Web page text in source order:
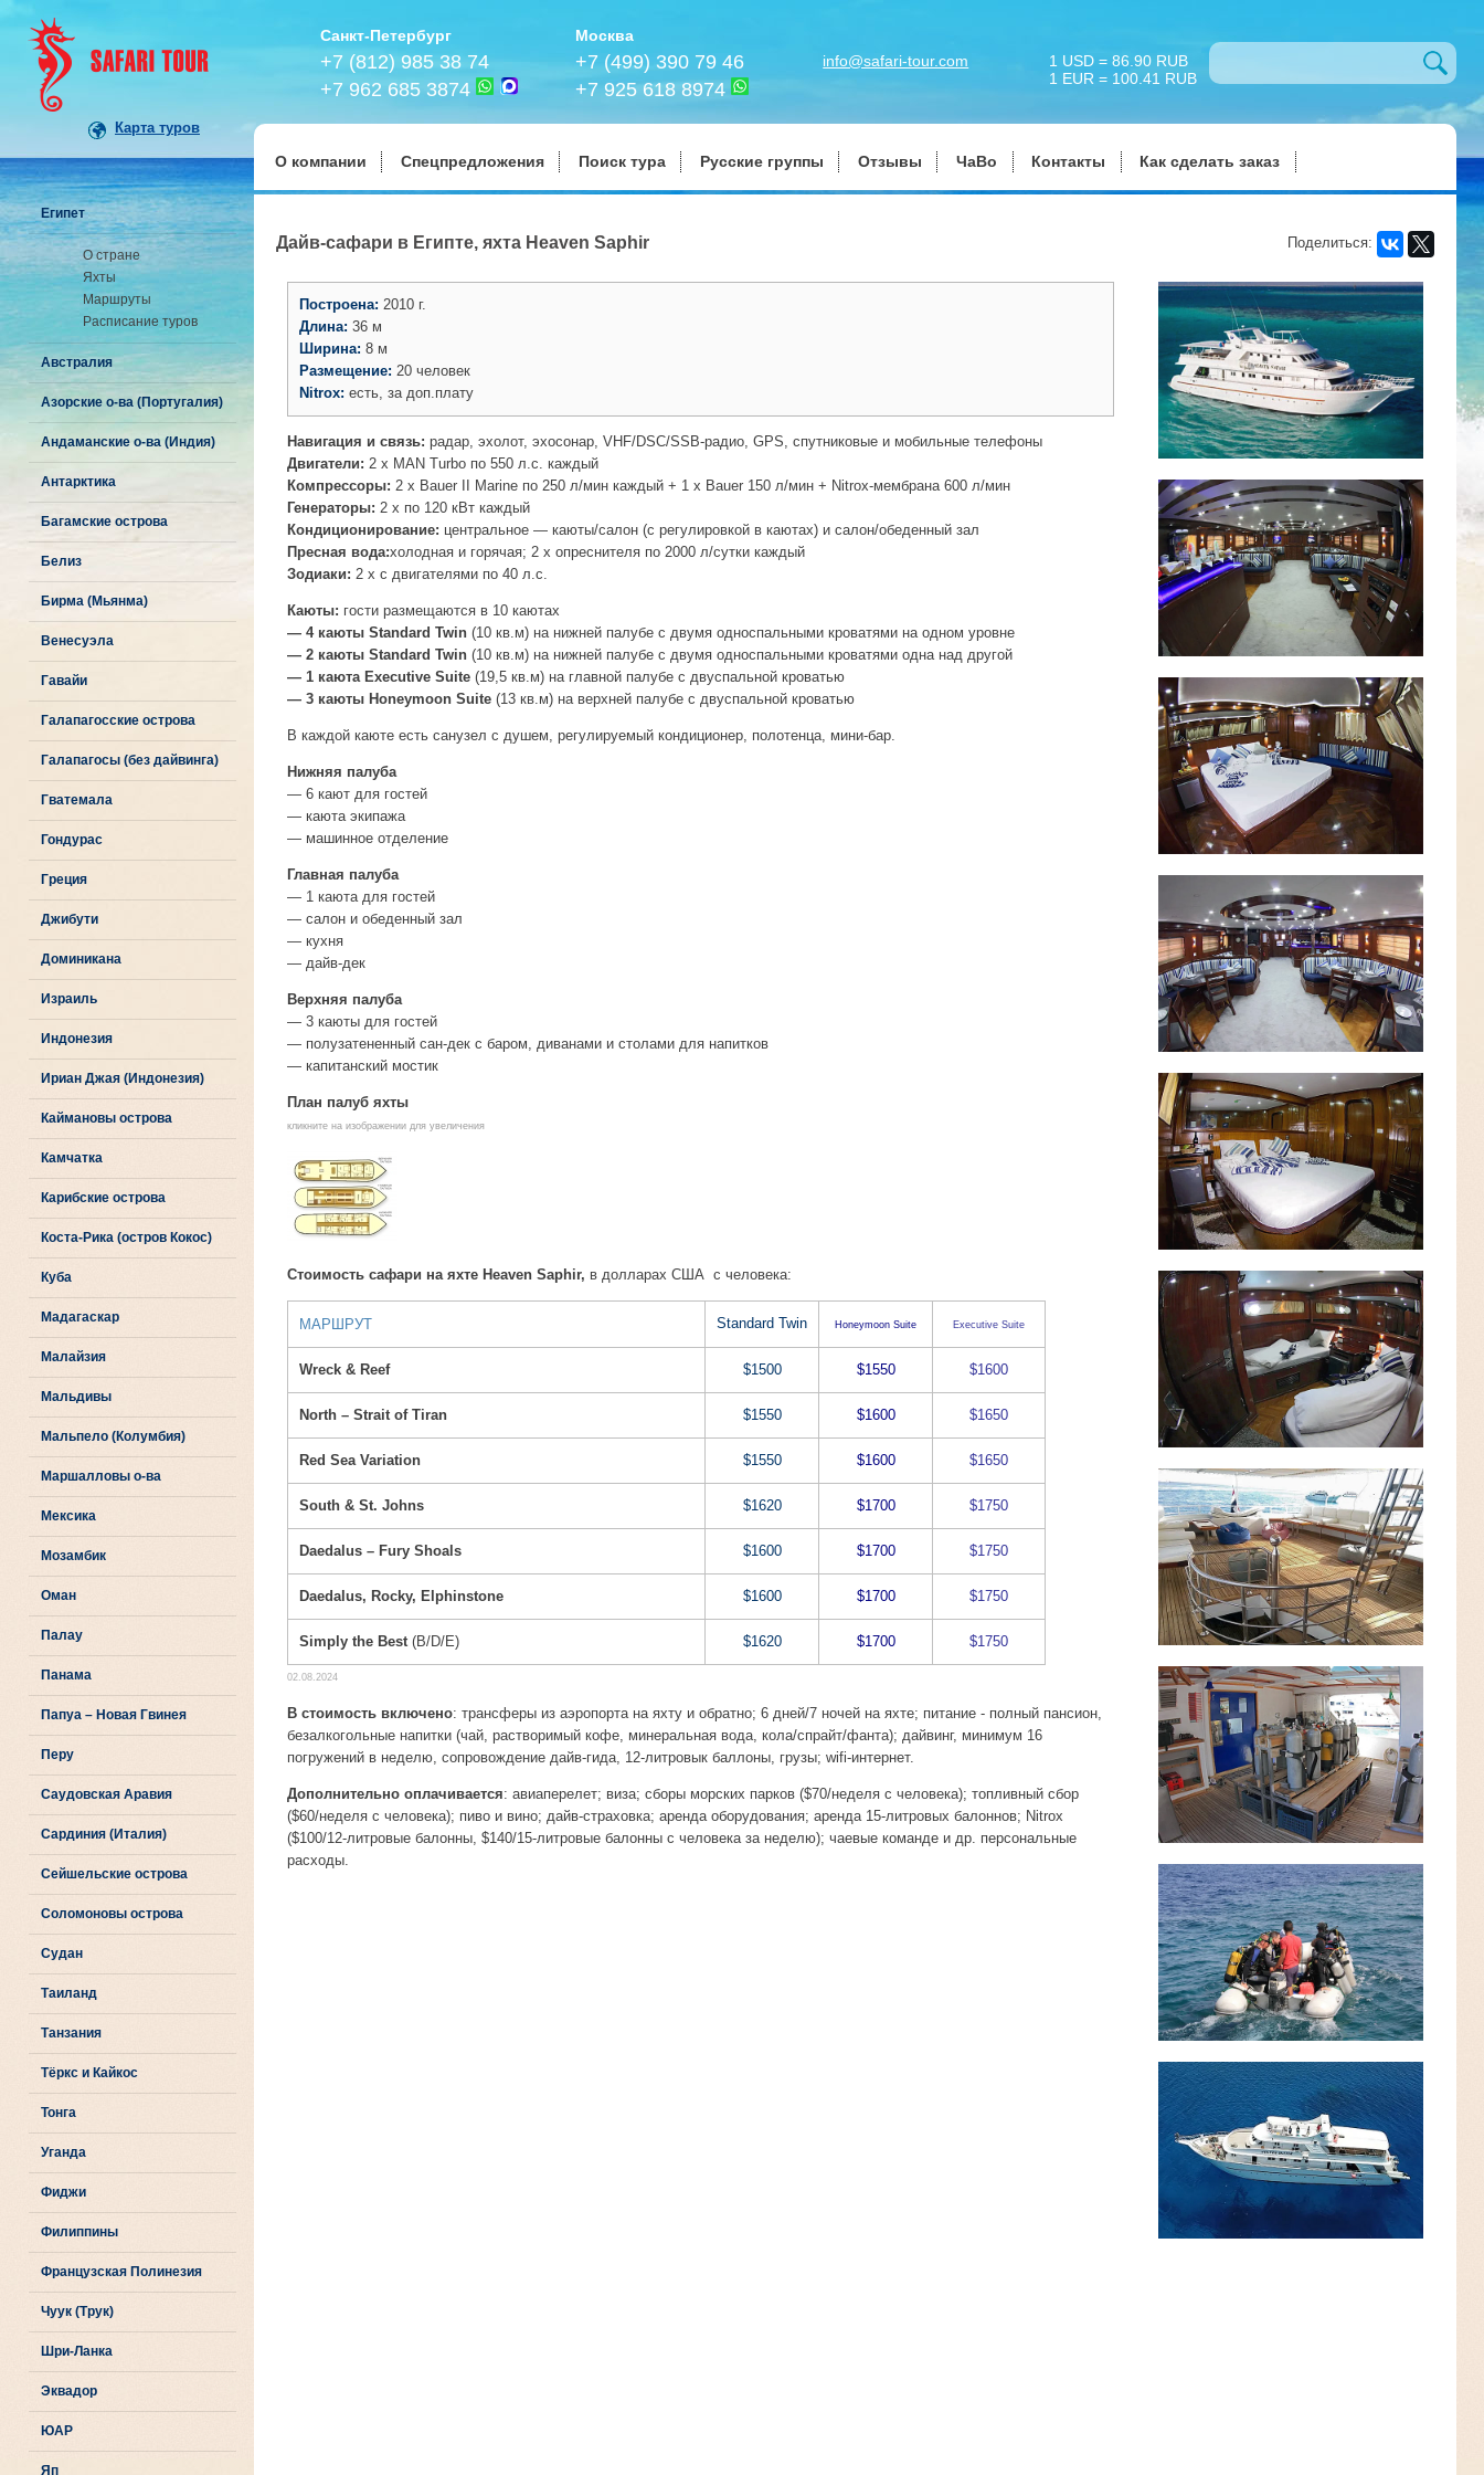
Карта туров
Санкт-Петербург
+7 (812) 985 38 74
+7 962 685 3874
Москва
+7 (499) 390 79 46
+7 925 618 8974
info@safari-tour.com
1 USD = 86.90 RUB
1 EUR = 100.41 RUB
О компании Спецпредложения Поиск тура Русские группы Отзывы ЧаВо Контакты Как сделать заказ
Египет
О стране
Яхты
Маршруты
Расписание туров
Австралия
Азорские о-ва (Португалия)
Андаманские о-ва (Индия)
Антарктика
Багамские острова
Белиз
Бирма (Мьянма)
Венесуэла
Гавайи
Галапагосские острова
Галапагосы (без дайвинга)
Гватемала
Гондурас
Греция
Джибути
Доминикана
Израиль
Индонезия
Ириан Джая (Индонезия)
Каймановы острова
Камчатка
Карибские острова
Коста-Рика (остров Кокос)
Куба
Мадагаскар
Малайзия
Мальдивы
Мальпело (Колумбия)
Маршалловы о-ва
Мексика
Мозамбик
Оман
Палау
Панама
Папуа – Новая Гвинея
Перу
Саудовская Аравия
Сардиния (Италия)
Сейшельские острова
Соломоновы острова
Судан
Таиланд
Танзания
Тёркс и Кайкос
Тонга
Уганда
Фиджи
Филиппины
Французская Полинезия
Чуук (Трук)
Шри-Ланка
Эквадор
ЮАР
Яп
Дайв-сафари в Египте, яхта Heaven Saphir Поделиться:
Построена: 2010 г.
Длина: 36 м
Ширина: 8 м
Размещение: 20 человек
Nitrox: есть, за доп.плату
Навигация и связь: радар, эхолот, эхосонар, VHF/DSC/SSB-радио, GPS, спутниковые и мобильные телефоны
Двигатели: 2 x MAN Turbo по 550 л.с. каждый
Компрессоры: 2 x Bauer II Marine по 250 л/мин каждый + 1 x Bauer 150 л/мин + Nitrox-мембрана 600 л/мин
Генераторы: 2 x по 120 кВт каждый
Кондиционирование: центральное — каюты/салон (с регулировкой в каютах) и салон/обеденный зал
Пресная вода:холодная и горячая; 2 х опреснителя по 2000 л/сутки каждый
Зодиаки: 2 х с двигателями по 40 л.с.
Каюты: гости размещаются в 10 каютах
— 4 каюты Standard Twin (10 кв.м) на нижней палубе с двумя односпальными кроватями на одном уровне
— 2 каюты Standard Twin (10 кв.м) на нижней палубе с двумя односпальными кроватями одна над другой
— 1 каюта Executive Suite (19,5 кв.м) на главной палубе с двуспальной кроватью
— 3 каюты Honeymoon Suite (13 кв.м) на верхней палубе с двуспальной кроватью
В каждой каюте есть санузел с душем, регулируемый кондиционер, полотенца, мини-бар.
Нижняя палуба
— 6 кают для гостей
— каюта экипажа
— машинное отделение
Главная палуба
— 1 каюта для гостей
— салон и обеденный зал
— кухня
— дайв-дек
Верхняя палуба
— 3 каюты для гостей
— полузатененный сан-дек с баром, диванами и столами для напитков
— капитанский мостик
План палуб яхты
кликните на изображении для увеличения
Стоимость сафари на яхте Heaven Saphir, в долларах США с человека:
МАРШРУТ Standard Twin Honeymoon Suite Executive Suite
Wreck & Reef $1500 $1550 $1600
North – Strait of Tiran $1550 $1600 $1650
Red Sea Variation $1550 $1600 $1650
South & St. Johns $1620 $1700 $1750
Daedalus – Fury Shoals $1600 $1700 $1750
Daedalus, Rocky, Elphinstone $1600 $1700 $1750
Simply the Best(B/D/E) $1620 $1700 $1750
02.08.2024
В стоимость включено: трансферы из аэропорта на яхту и обратно; 6 дней/7 ночей на яхте; питание - полный пансион,
безалкогольные напитки (чай, растворимый кофе, минеральная вода, кола/спрайт/фанта); дайвинг, минимум 16
погружений в неделю, сопровождение дайв-гида, 12-литровык баллоны, грузы; wifi-интернет.
Дополнительно оплачивается: авиаперелет; виза; сборы морских парков ($70/неделя с человека); топливный сбор
($60/неделя с человека); пиво и вино; дайв-страховка; аренда оборудования; аренда 15-литровых балоннов; Nitrox
($100/12-литровые балонны, $140/15-литровые балонны с человека за неделю); чаевые команде и др. персональные
расходы.